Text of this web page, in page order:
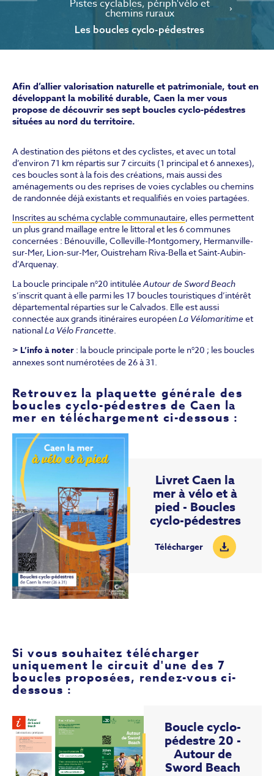
Pistes cyclables, périph'vélo et
chemins ruraux
Les boucles cyclo-pédestres
Afin d’allier valorisation naturelle et patrimoniale, tout en
développant la mobilité durable, Caen la mer vous
propose de découvrir ses sept boucles cyclo-pédestres
situées au nord du territoire.
A destination des piétons et des cyclistes, et avec un total
d’environ 71 km répartis sur 7 circuits (1 principal et 6 annexes),
ces boucles sont à la fois des créations, mais aussi des
aménagements ou des reprises de voies cyclables ou chemins
de randonnée déjà existants et requalifiés en voies partagées.
Inscrites au schéma cyclable communautaire, elles permettent
un plus grand maillage entre le littoral et les 6 communes
concernées : Bénouville, Colleville-Montgomery, Hermanville-
sur-Mer, Lion-sur-Mer, Ouistreham Riva-Bella et Saint-Aubin-
d’Arquenay.
La boucle principale n°20 intituléeAutour de Sword Beach
s’inscrit quant à elle parmi les 17 boucles touristiques d’intérêt
départemental réparties sur le Calvados. Elle est aussi
connectée aux grands itinéraires européenLa Vélomaritimeet
nationalLa Vélo Francette.
> L’info à noter : la boucle principale porte le n°20 ; les boucles
annexes sont numérotées de 26 à 31.
Retrouvez la plaquette générale des
boucles cyclo-pédestres de Caen la
mer en téléchargement ci-dessous :
Livret Caen la
mer à vélo et à
pied - Boucles
cyclo-pédestres
Télécharger
Si vous souhaitez télécharger
uniquement le circuit d'une des 7
boucles proposées, rendez-vous ci-
dessous :
Boucle cyclo-
pédestre 20 -
Autour de
Sword Beach